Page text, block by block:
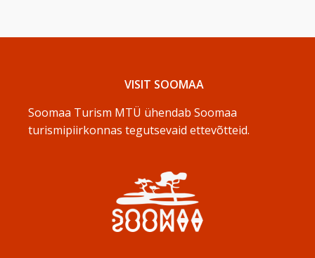
VISIT SOOMAA
Soomaa Turism MTÜ ühendab Soomaa
turismipiirkonnas tegutsevaid ettevõtteid.